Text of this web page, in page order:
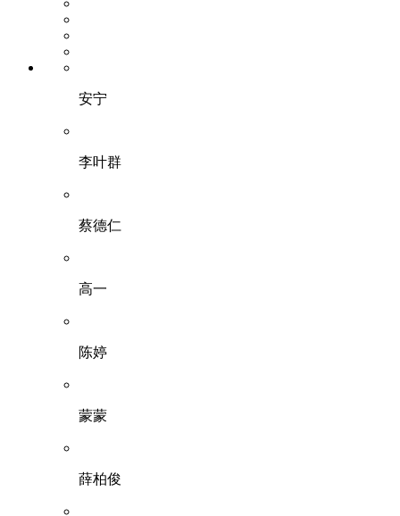
安宁
李叶群
蔡德仁
高一
陈婷
蒙蒙
薛柏俊